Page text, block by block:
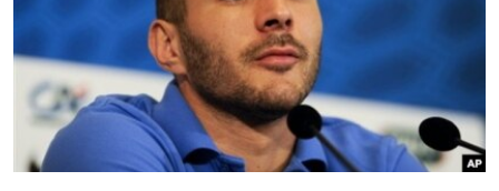
حقوق شهروندی
اقتصادی
علم و فناوری
انتخابات ریاست جمهوری آمریکا ۲۰۲۴
حمله جمهوری اسلامی به اسرائیل
رمز مهسا
زبانهای مختلف